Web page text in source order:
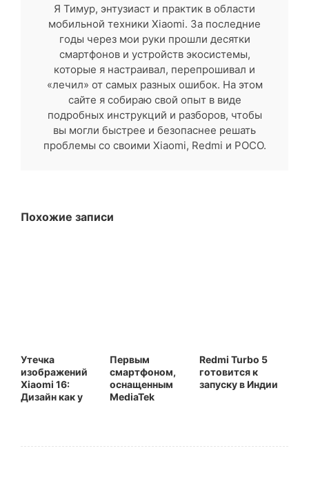
Я Тимур, энтузиаст и практик в области
мобильной техники Xiaomi. За последние
годы через мои руки прошли десятки
смартфонов и устройств экосистемы,
которые я настраивал, перепрошивал и
«лечил» от самых разных ошибок. На этом
сайте я собираю свой опыт в виде
подробных инструкций и разборов, чтобы
вы могли быстрее и безопаснее решать
проблемы со своими Xiaomi, Redmi и POCO.
Похожие записи
Утечка
изображений
Xiaomi 16:
Дизайн как у
Первым
смартфоном,
оснащенным
MediaTek
Redmi Turbo 5
готовится к
запуску в Индии